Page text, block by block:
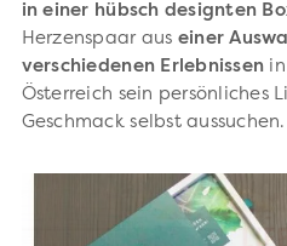
in einer hübsch designten
Herzenspaar aus einer
verschiedenen Erlebnissen
Österreich sein persönliches
Geschmack selbst aussuchen.